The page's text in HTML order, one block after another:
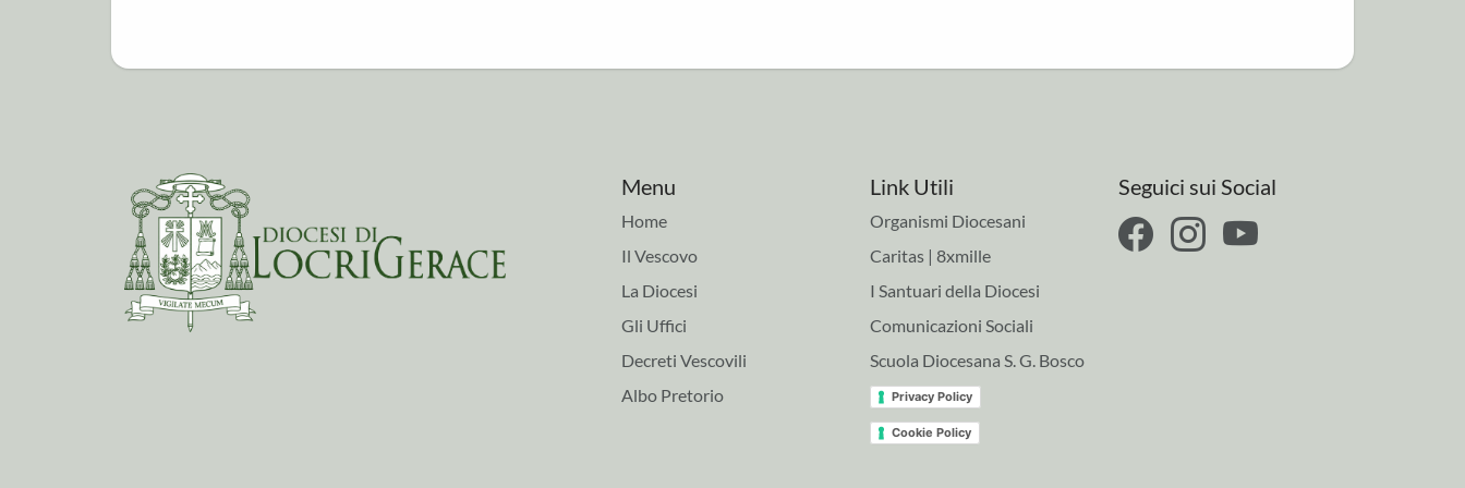
Menu
Home
Il Vescovo
La Diocesi
Gli Uffici
Decreti Vescovili
Albo Pretorio
Link Utili
Organismi Diocesani
Caritas | 8xmille
I Santuari della Diocesi
Comunicazioni Sociali
Scuola Diocesana S. G. Bosco
Privacy Policy
Cookie Policy
Seguici sui Social